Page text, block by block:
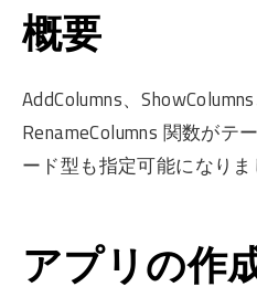
概要
AddColumns、ShowColumns
RenameColumns 関数がテ
ード型も指定可能になりま
アプリの作